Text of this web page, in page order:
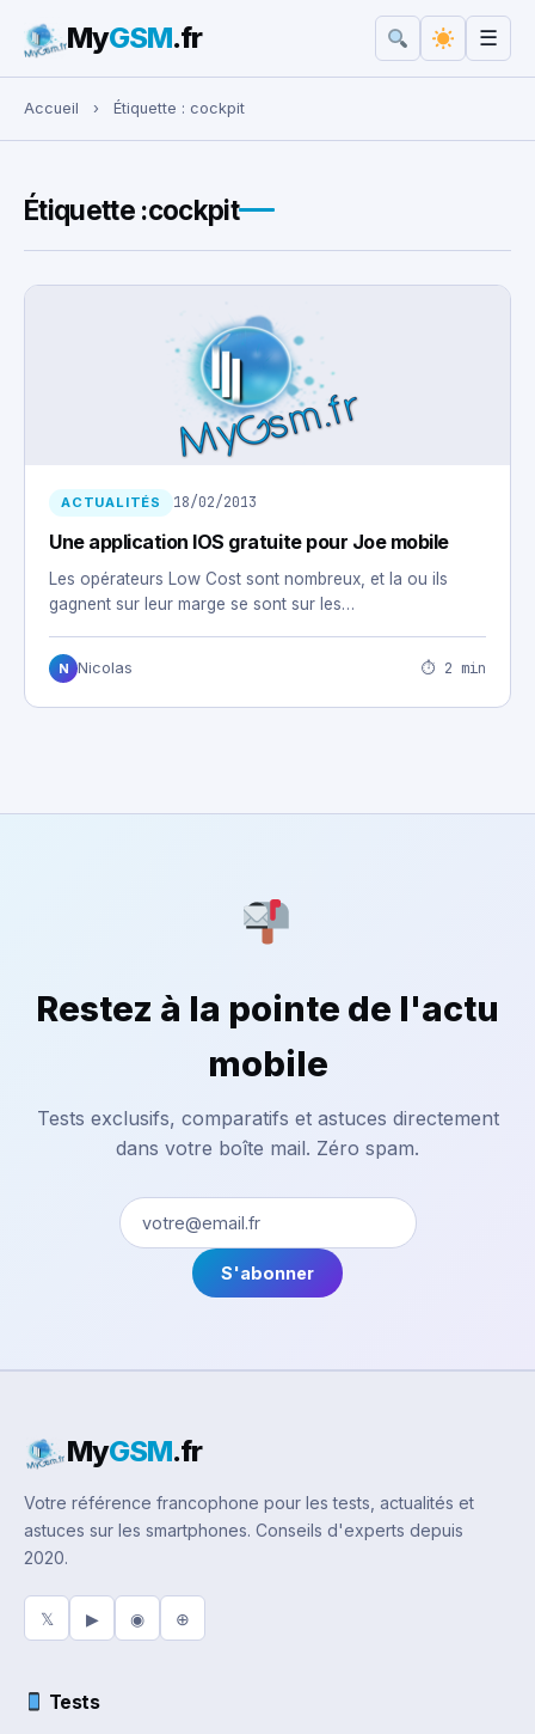
Rechercher :
MyGSM.fr ☰
Accueil › Étiquette : cockpit
Étiquette :cockpit
ACTUALITÉS 18/02/2013
Une application IOS gratuite pour Joe mobile
Les opérateurs Low Cost sont nombreux, et la ou ils
gagnent sur leur marge se sont sur les…
N Nicolas ⏱ 2 min
Restez à la pointe de l'actu
mobile
Tests exclusifs, comparatifs et astuces directement
dans votre boîte mail. Zéro spam.
S'abonner
MyGSM.fr
Votre référence francophone pour les tests, actualités et
astuces sur les smartphones. Conseils d'experts depuis
2020.
𝕏 ▶ ◉ ⊕
Tests